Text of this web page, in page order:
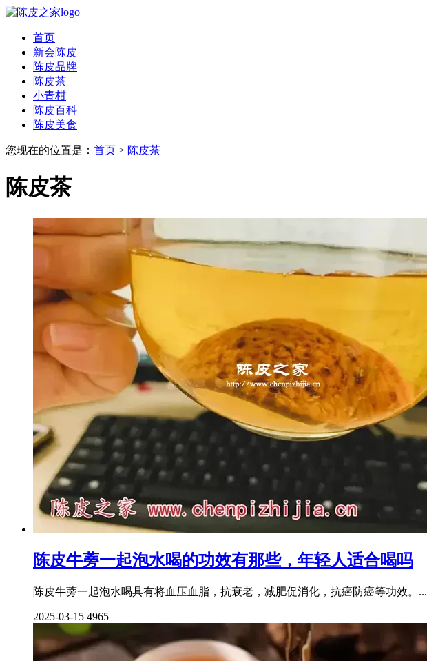
首页
新会陈皮
陈皮品牌
陈皮茶
小青柑
陈皮百科
陈皮美食
您现在的位置是： 首页 > 陈皮茶
陈皮茶
陈皮牛蒡一起泡水喝的功效有那些，年轻人适合喝吗
陈皮牛蒡一起泡水喝具有将血压血脂，抗衰老，减肥促消化，抗癌防癌等功效。...
2025-03-15 4965